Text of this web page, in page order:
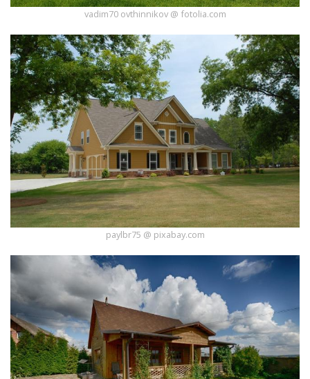
vadim70 ovthinnikov @ fotolia.com
paylbr75 @ pixabay.com